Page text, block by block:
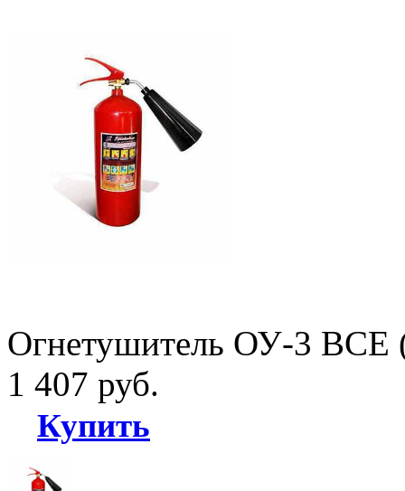
Огнетушитель ОУ-3 ВСЕ
1 407 руб.
Купить